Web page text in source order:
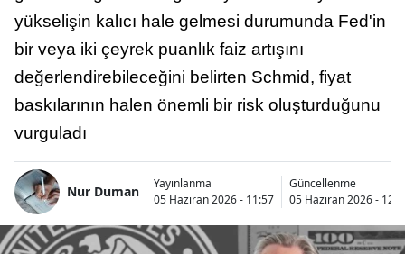
yükselişin kalıcı hale gelmesi durumunda Fed'in
bir veya iki çeyrek puanlık faiz artışını
değerlendirebileceğini belirten Schmid, fiyat
baskılarının halen önemli bir risk oluşturduğunu
vurguladı
Nur Duman
Yayınlanma
05 Haziran 2026 - 11:57
Güncellenme
05 Haziran 2026 -